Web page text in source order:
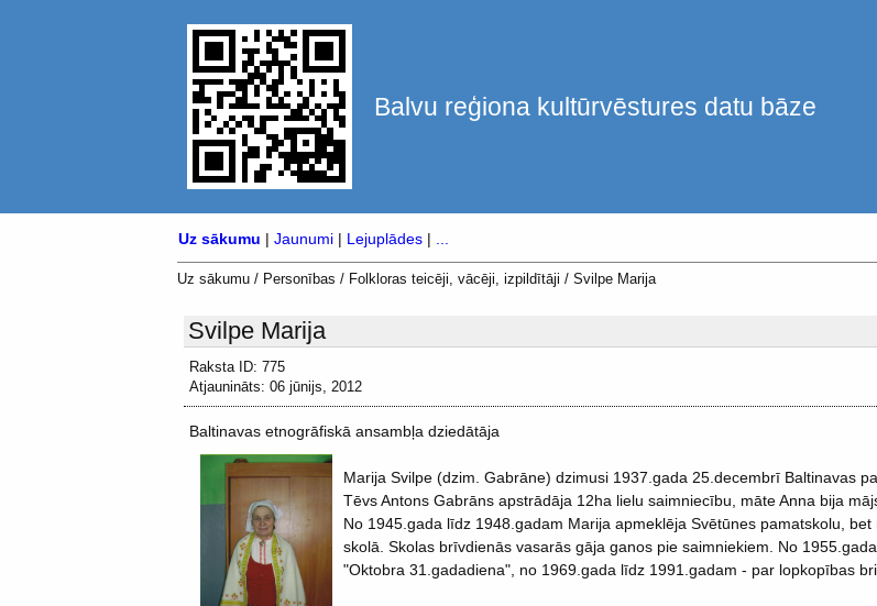
Balvu reģiona kultūrvēstures datu bāze
Uz sākumu | Jaunumi | Lejuplādes |
Uz sākumu / Personības / Folkloras teicēji, vācēji, izpildītāji / Svilpe Marija
Svilpe Marija
Raksta ID: 775
Atjaunināts: 06 jūnijs, 2012
Baltinavas etnogrāfiskā ansambļa dziedātāja
Marija Svilpe (dzim. Gabrāne) dzimusi 1937.gada 25.decembrī Baltinavas
Tēvs Antons Gabrāns apstrādāja 12ha lielu saimniecību, māte Anna bija
No 1945.gada līdz 1948.gadam Marija apmeklēja Svētūnes pamatskolu,
skolā. Skolas brīvdienās vasarās gāja ganos pie saimniekiem. No
"Oktobra 31.gadadiena", no 1969.gada līdz 1991.gadam - par lopkopības